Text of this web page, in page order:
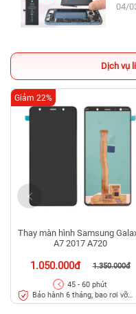
04/
Dịch vụ
Thay màn hình Samsung
A7 2017 A720
1.050.000đ 1.350.000đ
Giảm 22%
45 - 60 phút
Bảo hành 6 tháng, bao rơi vỡ
kính